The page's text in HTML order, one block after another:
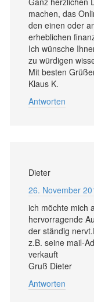
machen, das
den einen oder
erheblichen
Ich wünsche
zu würdigen
Mit besten
Klaus K.
Antworten
Dieter
26. November
ich möchte mich
hervorragende
der ständig
z.B. seine mail-
verkauft
Gruß Dieter
Antworten